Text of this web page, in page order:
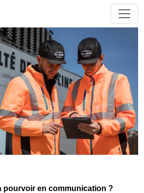
pourvoir en communication ?